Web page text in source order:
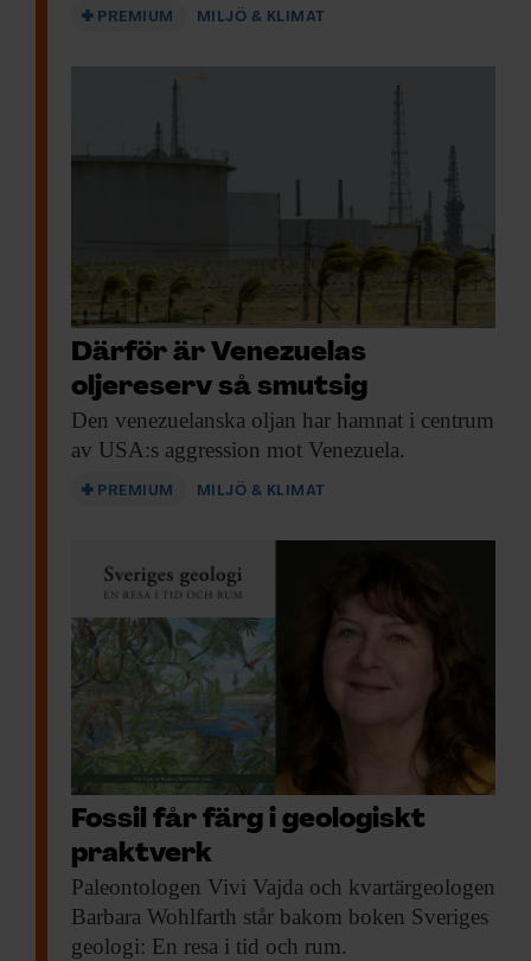
PREMIUM MILJÖ & KLIMAT
Därför är Venezuelas
oljereserv så smutsig
Den venezuelanska oljan har hamnat i centrum
av USA:s aggression mot Venezuela.
PREMIUM MILJÖ & KLIMAT
Fossil får färg i geologiskt
praktverk
Paleontologen Vivi Vajda och kvartärgeologen
Barbara Wohlfarth står bakom boken Sveriges
geologi: En resa i tid och rum.